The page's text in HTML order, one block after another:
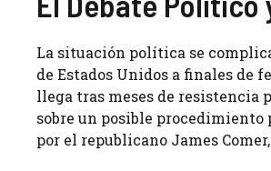
La situación política se
de Estados Unidos a finales de
llega tras meses de resistencia
sobre un posible
por el republicano James